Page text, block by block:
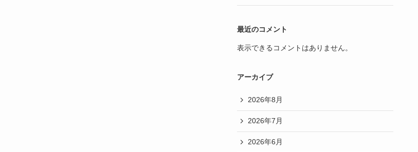
最近のコメント
表示できるコメントはありません。
アーカイブ
2026年8月
2026年7月
2026年6月